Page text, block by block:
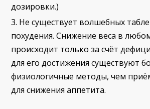
дозировки.)
Не существует волшебных
похудения. Снижение веса в
происходит только за счёт
для его достижения существуют
физиологичные методы, чем
для снижения аппетита.